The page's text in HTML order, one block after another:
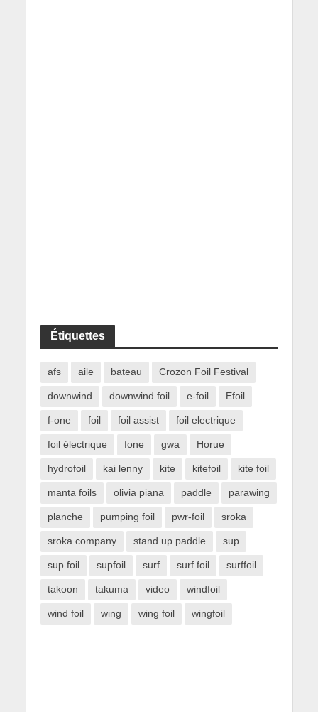
Étiquettes
afs aile bateau Crozon Foil Festival
downwind downwind foil e-foil Efoil
f-one foil foil assist foil electrique
foil électrique fone gwa Horue
hydrofoil kai lenny kite kitefoil kite foil
manta foils olivia piana paddle parawing
planche pumping foil pwr-foil sroka
sroka company stand up paddle sup
sup foil supfoil surf surf foil surffoil
takoon takuma video windfoil
wind foil wing wing foil wingfoil